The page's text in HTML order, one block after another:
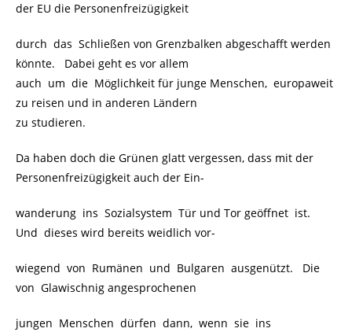
der EU die Personenfreizügigkeit
durch das Schließen von Grenzbalken abgeschafft werden
könnte. Dabei geht es vor allem
auch um die Möglichkeit für junge Menschen, europaweit
zu reisen und in anderen Ländern
zu studieren.
Da haben doch die Grünen glatt vergessen, dass mit der
Personenfreizügigkeit auch der Ein-
wanderung ins Sozialsystem Tür und Tor geöffnet ist.
Und dieses wird bereits weidlich vor-
wiegend von Rumänen und Bulgaren ausgenützt. Die
von Glawischnig angesprochenen
jungen Menschen dürfen dann, wenn sie ins